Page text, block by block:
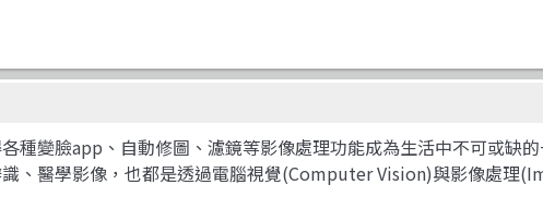
遊戲引擎 Game-engine Raspberry Pi
種變臉app、自動修圖、濾鏡等影像處理功能成為生活中不可或缺的
、醫學影像，也都是透過電腦視覺(Computer Vision)與影像處理